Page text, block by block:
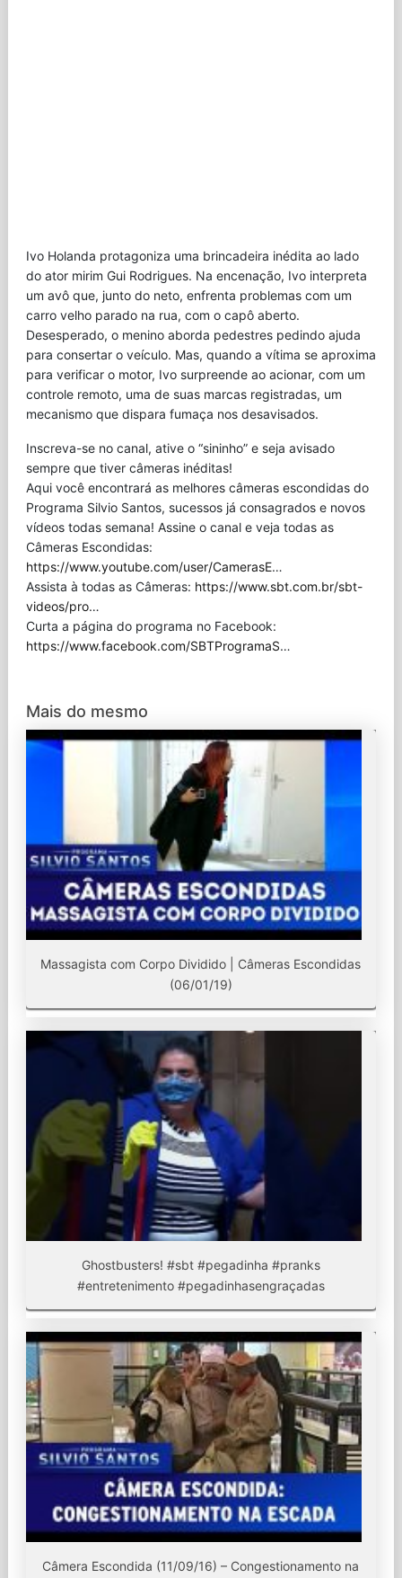
Ivo Holanda protagoniza uma brincadeira inédita ao lado
do ator mirim Gui Rodrigues. Na encenação, Ivo interpreta
um avô que, junto do neto, enfrenta problemas com um
carro velho parado na rua, com o capô aberto.
Desesperado, o menino aborda pedestres pedindo ajuda
para consertar o veículo. Mas, quando a vítima se aproxima
para verificar o motor, Ivo surpreende ao acionar, com um
controle remoto, uma de suas marcas registradas, um
mecanismo que dispara fumaça nos desavisados.
Inscreva-se no canal, ative o “sininho” e seja avisado
sempre que tiver câmeras inéditas!
Aqui você encontrará as melhores câmeras escondidas do
Programa Silvio Santos, sucessos já consagrados e novos
vídeos todas semana! Assine o canal e veja todas as
Câmeras Escondidas:
https://www.youtube.com/user/CamerasE…
Assista à todas as Câmeras: https://www.sbt.com.br/sbt-
videos/pro…
Curta a página do programa no Facebook:
https://www.facebook.com/SBTProgramaS…
Mais do mesmo
Massagista com Corpo Dividido | Câmeras Escondidas
(06/01/19)
Ghostbusters! #sbt #pegadinha #pranks
#entretenimento #pegadinhasengraçadas
Câmera Escondida (11/09/16) – Congestionamento na